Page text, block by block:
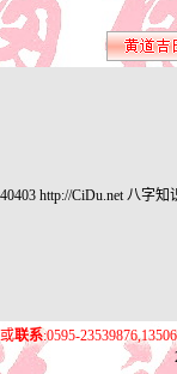
http://CiDu.net 八字知
或联系:0595-